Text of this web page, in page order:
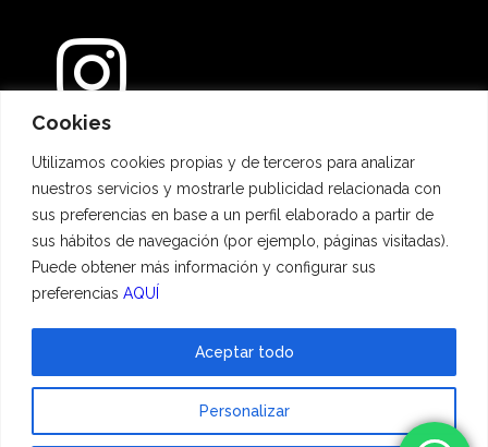
Cookies
Utilizamos cookies propias y de terceros para analizar
nuestros servicios y mostrarle publicidad relacionada con
sus preferencias en base a un perfil elaborado a partir de
sus hábitos de navegación (por ejemplo, páginas visitadas).
Puede obtener más información y configurar sus
preferencias AQUÍ
Personalizar
Aceptar todo
Métodos de pago
© 2023 Hadescan All rights reserved ·Aviso Legal
Política de cookies| Powered bybinary